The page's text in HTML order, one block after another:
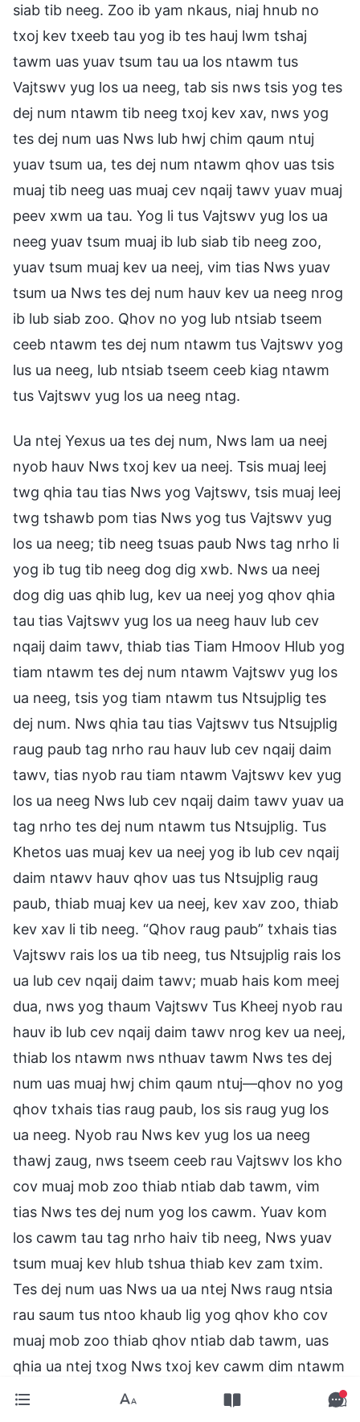
siab tib neeg. Zoo ib yam nkaus, niaj hnub no
txoj kev txeeb tau yog ib tes hauj lwm tshaj
tawm uas yuav tsum tau ua los ntawm tus
Vajtswv yug los ua neeg, tab sis nws tsis yog tes
dej num ntawm tib neeg txoj kev xav, nws yog
tes dej num uas Nws lub hwj chim qaum ntuj
yuav tsum ua, tes dej num ntawm qhov uas tsis
muaj tib neeg uas muaj cev nqaij tawv yuav muaj
peev xwm ua tau. Yog li tus Vajtswv yug los ua
neeg yuav tsum muaj ib lub siab tib neeg zoo,
yuav tsum muaj kev ua neej, vim tias Nws yuav
tsum ua Nws tes dej num hauv kev ua neeg nrog
ib lub siab zoo. Qhov no yog lub ntsiab tseem
ceeb ntawm tes dej num ntawm tus Vajtswv yog
lus ua neeg, lub ntsiab tseem ceeb kiag ntawm
tus Vajtswv yug los ua neeg ntag.
Ua ntej Yexus ua tes dej num, Nws lam ua neej
nyob hauv Nws txoj kev ua neej. Tsis muaj leej
twg qhia tau tias Nws yog Vajtswv, tsis muaj leej
twg tshawb pom tias Nws yog tus Vajtswv yug
los ua neeg; tib neeg tsuas paub Nws tag nrho li
yog ib tug tib neeg dog dig xwb. Nws ua neej
dog dig uas qhib lug, kev ua neej yog qhov qhia
tau tias Vajtswv yug los ua neeg hauv lub cev
nqaij daim tawv, thiab tias Tiam Hmoov Hlub yog
tiam ntawm tes dej num ntawm Vajtswv yug los
ua neeg, tsis yog tiam ntawm tus Ntsujplig tes
dej num. Nws qhia tau tias Vajtswv tus Ntsujplig
raug paub tag nrho rau hauv lub cev nqaij daim
tawv, tias nyob rau tiam ntawm Vajtswv kev yug
los ua neeg Nws lub cev nqaij daim tawv yuav ua
tag nrho tes dej num ntawm tus Ntsujplig. Tus
Khetos uas muaj kev ua neej yog ib lub cev nqaij
daim ntawv hauv qhov uas tus Ntsujplig raug
paub, thiab muaj kev ua neej, kev xav zoo, thiab
kev xav li tib neeg. “Qhov raug paub” txhais tias
Vajtswv rais los ua tib neeg, tus Ntsujplig rais los
ua lub cev nqaij daim tawv; muab hais kom meej
dua, nws yog thaum Vajtswv Tus Kheej nyob rau
hauv ib lub cev nqaij daim tawv nrog kev ua neej,
thiab los ntawm nws nthuav tawm Nws tes dej
num uas muaj hwj chim qaum ntuj—qhov no yog
qhov txhais tias raug paub, los sis raug yug los
ua neeg. Nyob rau Nws kev yug los ua neeg
thawj zaug, nws tseem ceeb rau Vajtswv los kho
cov muaj mob zoo thiab ntiab dab tawm, vim
tias Nws tes dej num yog los cawm. Yuav kom
los cawm tau tag nrho haiv tib neeg, Nws yuav
tsum muaj kev hlub tshua thiab kev zam txim.
Tes dej num uas Nws ua ua ntej Nws raug ntsia
rau saum tus ntoo khaub lig yog qhov kho cov
muaj mob zoo thiab qhov ntiab dab tawm, uas
qhia ua ntej txog Nws txoj kev cawm dim ntawm
tib neeg los ntawm txoj kev txhaum thiab kev